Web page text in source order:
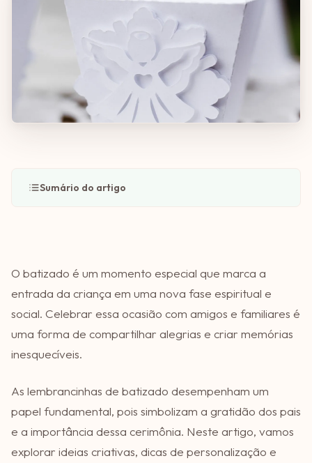
Sumário do artigo
O batizado é um momento especial que marca a
entrada da criança em uma nova fase espiritual e
social. Celebrar essa ocasião com amigos e familiares é
uma forma de compartilhar alegrias e criar memórias
inesquecíveis.
As lembrancinhas de batizado desempenham um
papel fundamental, pois simbolizam a gratidão dos pais
e a importância dessa cerimônia. Neste artigo, vamos
explorar ideias criativas, dicas de personalização e